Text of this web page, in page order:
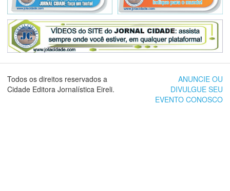
Todos os direitos reservados a
Cidade Editora Jornalística Eireli.
ANUNCIE OU
DIVULGUE SEU
EVENTO CONOSCO